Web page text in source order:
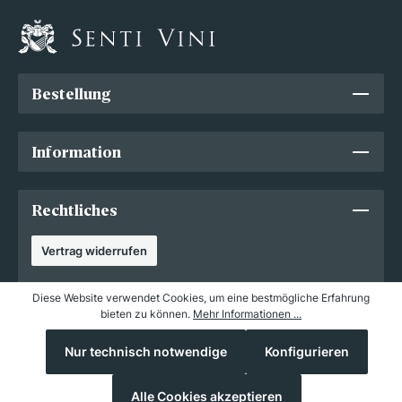
Bestellung
Information
Rechtliches
Vertrag widerrufen
Diese Website verwendet Cookies, um eine bestmögliche Erfahrung
bieten zu können. Mehr Informationen ...
Nur technisch notwendige Konfigurieren
Alle Cookies akzeptieren